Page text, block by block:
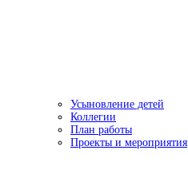
Усыновление детей
Коллегии
План работы
Проекты и мероприятия